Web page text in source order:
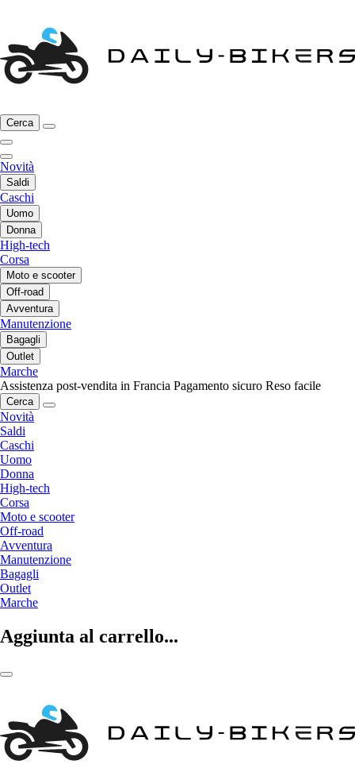
Cerca
Novità
Saldi
Caschi
Uomo
Donna
High-tech
Corsa
Moto e scooter
Off-road
Avventura
Manutenzione
Bagagli
Outlet
Marche
Assistenza post-vendita in Francia Pagamento sicuro Reso facile
Cerca
Novità
Saldi
Caschi
Uomo
Donna
High-tech
Corsa
Moto e scooter
Off-road
Avventura
Manutenzione
Bagagli
Outlet
Marche
Aggiunta al carrello...